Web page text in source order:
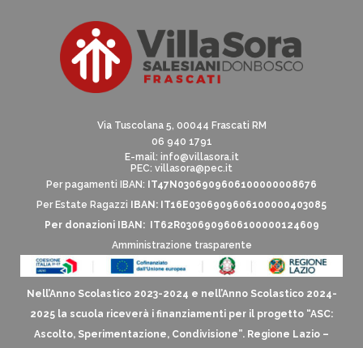
Via Tuscolana 5, 00044 Frascati RM
06 940 1791
E-mail: info@villasora.it
PEC: villasora@pec.it
Per pagamenti IBAN:
IT47N0306909606100000008676
Per Estate Ragazzi
IBAN: IT16E0306909606100000403085
Per donazioni IBAN: IT62R0306909606100000124609
Amministrazione trasparente
Nell’Anno Scolastico 2023-2024 e nell’Anno Scolastico 2024-
2025 la scuola riceverà i finanziamenti per il progetto “ASC:
Ascolto, Sperimentazione, Condivisione”. Regione Lazio –